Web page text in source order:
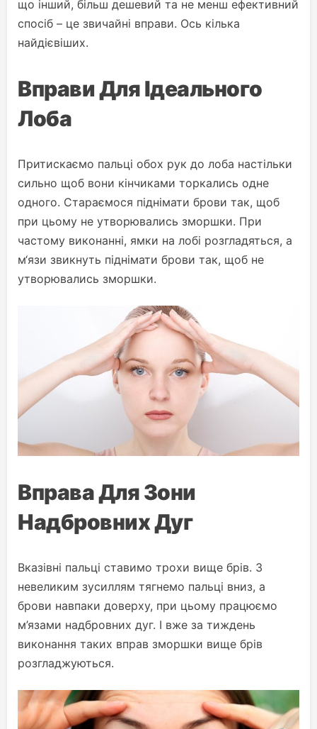
що інший, більш дешевий та не менш ефективний
спосіб – це звичайні вправи. Ось кілька
найдієвіших.
Вправи Для Ідеального
Лоба
Притискаємо пальці обох рук до лоба настільки
сильно щоб вони кінчиками торкались одне
одного. Стараємося піднімати брови так, щоб
при цьому не утворювались зморшки. При
частому виконанні, ямки на лобі розгладяться, а
м‘язи звикнуть піднімати брови так, щоб не
утворювались зморшки.
Вправа Для Зони
Надбровних Дуг
Вказівні пальці ставимо трохи вище брів. З
невеликим зусиллям тягнемо пальці вниз, а
брови навпаки доверху, при цьому працюємо
м’язами надбровних дуг. І вже за тиждень
виконання таких вправ зморшки вище брів
розгладжуються.